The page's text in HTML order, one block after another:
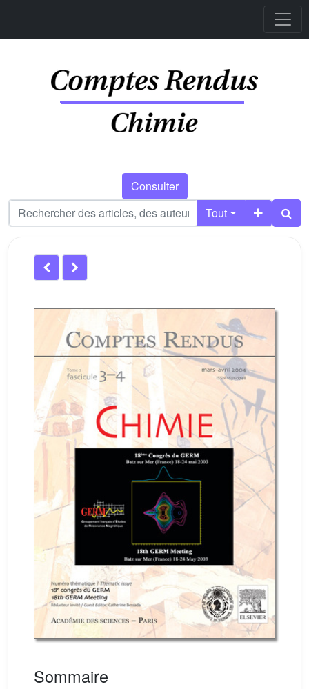
Consulter
Tout
Sommaire